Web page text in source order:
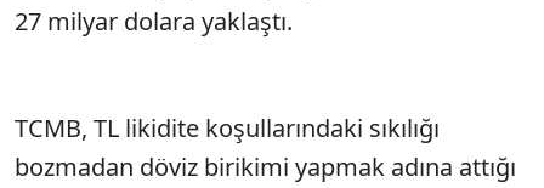
27 milyar dolara yaklaştı.
TCMB, TL likidite koşullarındaki sıkılığı
bozmadan döviz birikimi yapmak adına attığı